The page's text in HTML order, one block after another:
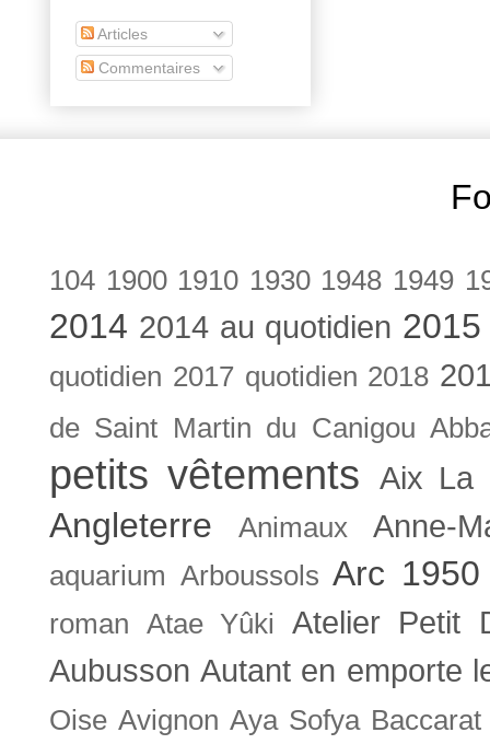
Articles
Commentaires
104 1900 1910 1930 1948 1949
2014 2014 au quotidien
quotidien 2017 quotidien 2018
de Saint Martin du Canigou
petits vêtements Aix La
Angleterre Animaux Anne-
aquarium Arboussols Arc 1950
roman Atae Yûki
Atelier Petit
Aubusson Autant en emporte
Oise Avignon Aya Sofya Baccarat